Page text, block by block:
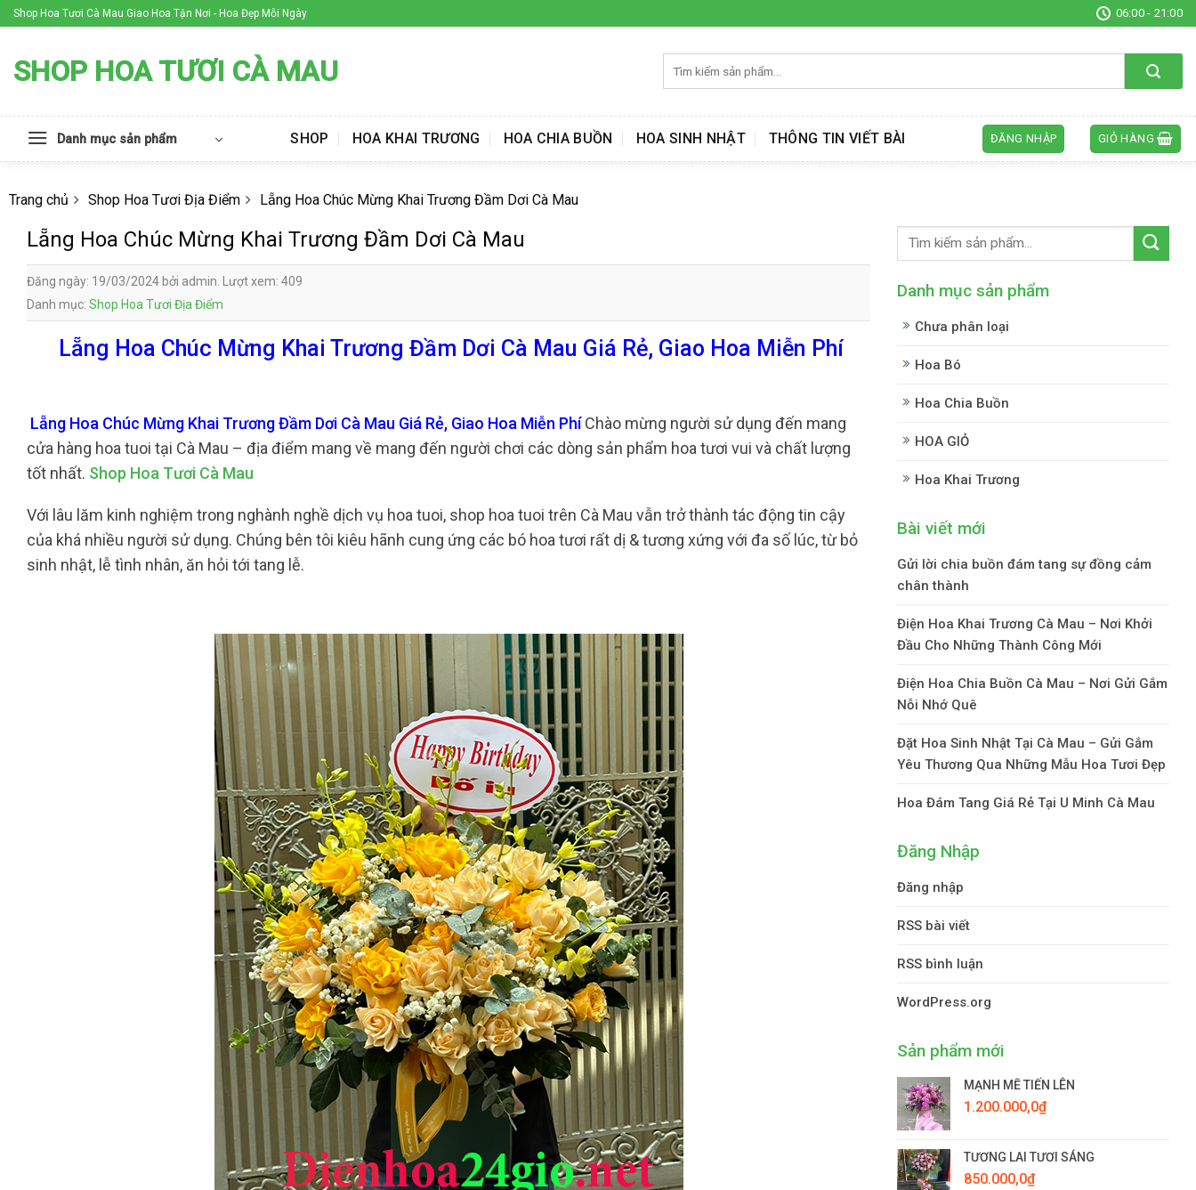
Skip
to
Shop Hoa Tươi Cà Mau Giao Hoa Tận Nơi - Hoa Đẹp Mỗi Ngày 06:00 - 21:00
SHOP HOA TƯƠI CÀ MAU
kiếm:
Danh mục sản phẩm SHOP HOA KHAI TRƯƠNG HOA CHIA BUỒN HOA SINH NHẬT THÔNG TIN VIẾT BÀI ĐĂNG NHẬP GIỎ HÀNG
Trang chủ Shop Hoa Tươi Địa Điểm Lẵng Hoa Chúc Mừng Khai Trương Đầm Dơi Cà Mau
Lẵng Hoa Chúc Mừng Khai Trương Đầm Dơi Cà Mau
Đăng ngày: 19/03/2024 bởi admin. Lượt xem: 409
Danh mục: Shop Hoa Tươi Địa Điểm
Lẵng Hoa Chúc Mừng Khai Trương Đầm Dơi Cà Mau Giá Rẻ, Giao Hoa Miễn Phí
Lẵng Hoa Chúc Mừng Khai Trương Đầm Dơi Cà Mau Giá Rẻ, Giao Hoa Miễn PhíChào mừng người sử dụng đến mang
cửa hàng hoa tuoi tại Cà Mau – địa điểm mang về mang đến người chơi các dòng sản phẩm hoa tươi vui và chất lượng
tốt nhất. Shop Hoa Tươi Cà Mau
Với lâu lăm kinh nghiệm trong nghành nghề dịch vụ hoa tuoi, shop hoa tuoi trên Cà Mau vẫn trở thành tác động tin cậy
của khá nhiều người sử dụng. Chúng bên tôi kiêu hãnh cung ứng các bó hoa tươi rất dị & tương xứng với đa số lúc, từ bỏ
sinh nhật, lễ tình nhân, ăn hỏi tới tang lễ.
Danh mục sản phẩm
Chưa phân loại
Hoa Bó
Hoa Chia Buồn
HOA GIỎ
Hoa Khai Trương
Bài viết mới
Gửi lời chia buồn đám tang sự đồng cảm
chân thành
Điện Hoa Khai Trương Cà Mau – Nơi Khởi
Đầu Cho Những Thành Công Mới
Điện Hoa Chia Buồn Cà Mau – Nơi Gửi Gắm
Nỗi Nhớ Quê
Đặt Hoa Sinh Nhật Tại Cà Mau – Gửi Gắm
Yêu Thương Qua Những Mẫu Hoa Tươi Đẹp
Hoa Đám Tang Giá Rẻ Tại U Minh Cà Mau
Đăng Nhập
Đăng nhập
RSS bài viết
RSS bình luận
WordPress.org
Sản phẩm mới
MẠNH MẼ TIẾN LÊN
1.200.000,0₫
TƯƠNG LAI TƯƠI SÁNG
850.000,0₫